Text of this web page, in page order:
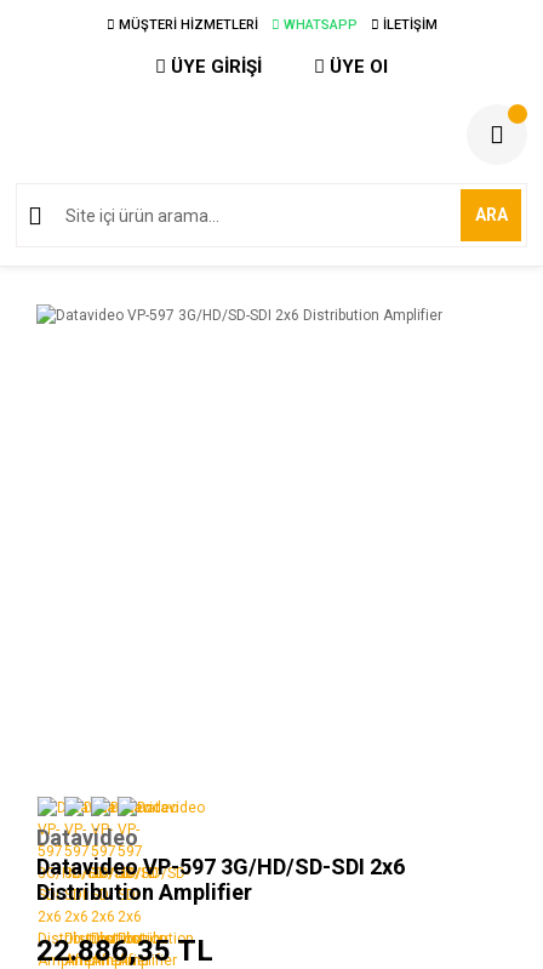
MÜŞTERİ HİZMETLERİ WHATSAPP İLETİŞİM
ÜYE GİRİŞİ ÜYE Ol
ARA
Datavideo
Datavideo VP-597 3G/HD/SD-SDI 2x6
Distribution Amplifier
22.886,35 TL